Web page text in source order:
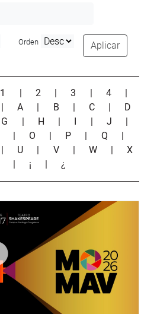
Orden Aplicar
1 | 2 |3 | 4
|
|A | B | C | D
G | H | I | J
|
| O | P | Q
|
| U | V |W |X
| ¡ |¿